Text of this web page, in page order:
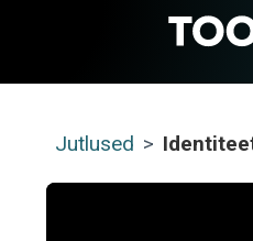
Jutlused >